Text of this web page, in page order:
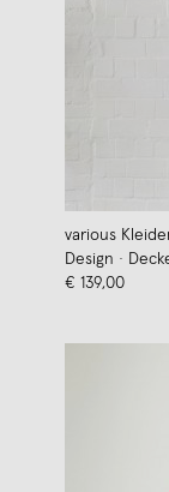
various
Design ·
€ 139,00